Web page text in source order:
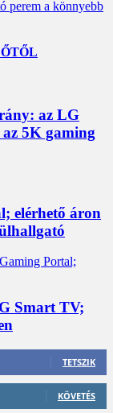
perem a könnyebb
az LG
5K gaming
elérhető áron
Smart TV;
TETSZIK
KÖVETÉS